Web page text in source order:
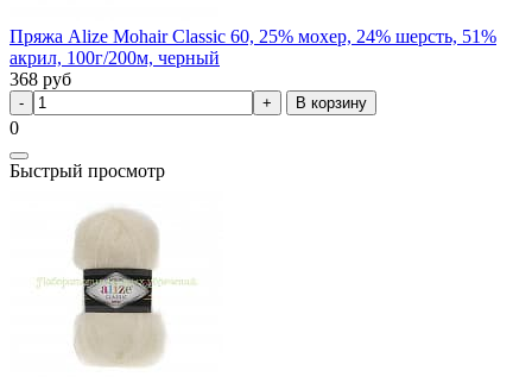
Пряжа Alize Mohair Classic 60, 25% мохер, 24% шерсть, 51%
акрил, 100г/200м, черный
368 руб
В корзину
0
Быстрый просмотр